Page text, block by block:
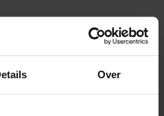
Over